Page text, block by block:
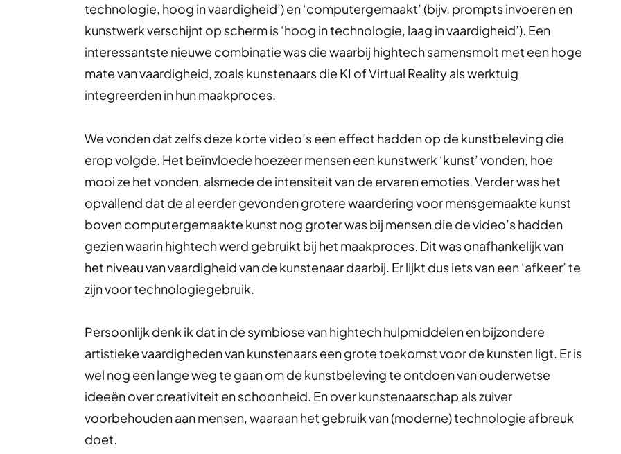
technologie, hoog in vaardigheid’) en ‘computergemaakt’ (bijv. prompts invoeren en
kunstwerk verschijnt op scherm is ‘hoog in technologie, laag in vaardigheid’). Een
interessantste nieuwe combinatie was die waarbij hightech samensmolt met een hoge
mate van vaardigheid, zoals kunstenaars die KI of Virtual Reality als werktuig
integreerden in hun maakproces.
We vonden dat zelfs deze korte video’s een effect hadden op de kunstbeleving die
erop volgde. Het beïnvloede hoezeer mensen een kunstwerk ‘kunst’ vonden, hoe
mooi ze het vonden, alsmede de intensiteit van de ervaren emoties. Verder was het
opvallend dat de al eerder gevonden grotere waardering voor mensgemaakte kunst
boven computergemaakte kunst nog groter was bij mensen die de video’s hadden
gezien waarin hightech werd gebruikt bij het maakproces. Dit was onafhankelijk van
het niveau van vaardigheid van de kunstenaar daarbij. Er lijkt dus iets van een ‘afkeer’ te
zijn voor technologiegebruik.
Persoonlijk denk ik dat in de symbiose van hightech hulpmiddelen en bijzondere
artistieke vaardigheden van kunstenaars een grote toekomst voor de kunsten ligt. Er is
wel nog een lange weg te gaan om de kunstbeleving te ontdoen van ouderwetse
ideeën over creativiteit en schoonheid. En over kunstenaarschap als zuiver
voorbehouden aan mensen, waaraan het gebruik van (moderne) technologie afbreuk
doet.